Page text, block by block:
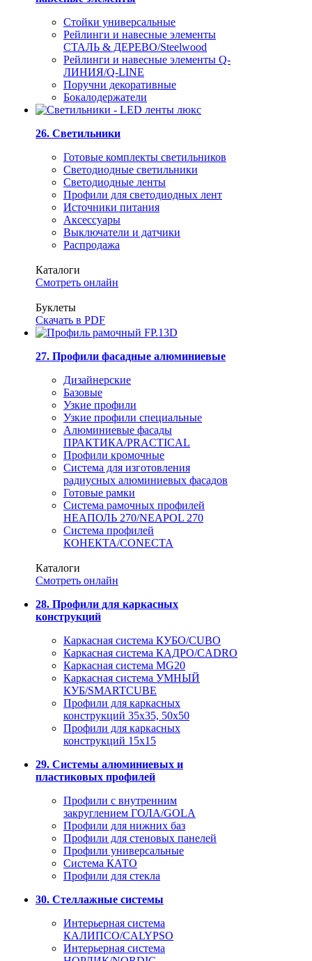
Стойки универсальные
Рейлинги и навесные элементы
СТАЛЬ & ДЕРЕВО/Steelwood
Рейлинги и навесные элементы Q-
ЛИНИЯ/Q-LINE
Поручни декоративные
Бокалодержатели
26. Светильники
Готовые комплекты светильников
Светодиодные светильники
Светодиодные ленты
Профили для светодиодных лент
Источники питания
Аксессуары
Выключатели и датчики
Распродажа
Каталоги
Смотреть онлайн
Буклеты
Скачать в PDF
27. Профили фасадные алюминиевые
Дизайнерские
Базовые
Узкие профили
Узкие профили специальные
Алюминиевые фасады
ПРАКТИКА/PRACTICAL
Профили кромочные
Система для изготовления
радиусных алюминиевых фасадов
Готовые рамки
Система рамочных профилей
НЕАПОЛЬ 270/NEAPOL 270
Система профилей
КОНЕКТА/CONECTA
Каталоги
Смотреть онлайн
28. Профили для каркасных
конструкций
Каркасная система КУБО/CUBO
Каркасная система КАДРО/CADRO
Каркасная система MG20
Каркасная система УМНЫЙ
КУБ/SMARTCUBE
Профили для каркасных
конструкций 35x35, 50x50
Профили для каркасных
конструкций 15х15
29. Системы алюминиевых и
пластиковых профилей
Профили с внутренним
закруглением ГОЛА/GOLA
Профили для нижних баз
Профили для стеновых панелей
Профили универсальные
Система КАТО
Профили для стекла
30. Стеллажные системы
Интерьерная система
КАЛИПСО/CALYPSO
Интерьерная система